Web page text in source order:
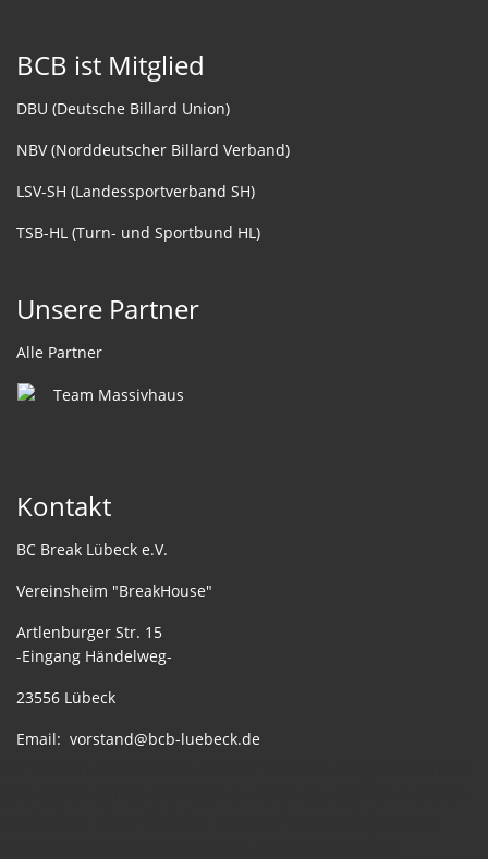
BCB ist Mitglied
DBU (Deutsche Billard Union)
NBV (Norddeutscher Billard Verband)
LSV-SH (Landessportverband SH)
TSB-HL (Turn- und Sportbund HL)
Unsere Partner
Alle Partner
Kontakt
BC Break Lübeck e.V.
Vereinsheim "BreakHouse"
Artlenburger Str. 15
-Eingang Händelweg-
23556 Lübeck
Email: vorstand@bcb-luebeck.de